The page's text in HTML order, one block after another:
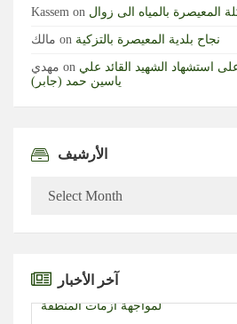
Kassem on المعيصرة بالمياه الى زوال
مالك on نجاح بلدية المعيصرة بالتزكية
مهدي on استشهاد الشهيد القائد علي
ياسين حمد (جابر)
الأرشيف
آخر الأخبار